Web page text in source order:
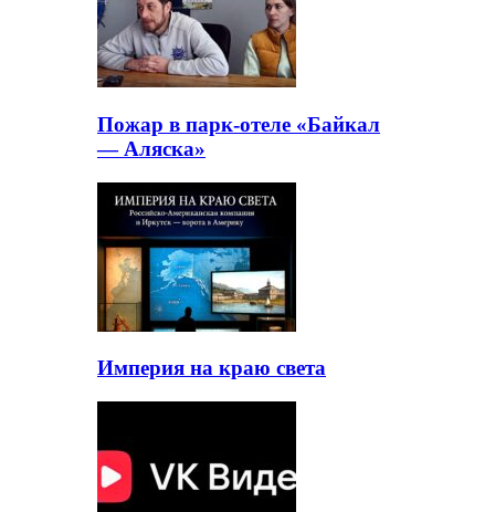
Пожар в парк-отеле «Байкал
— Аляска»
Империя на краю света